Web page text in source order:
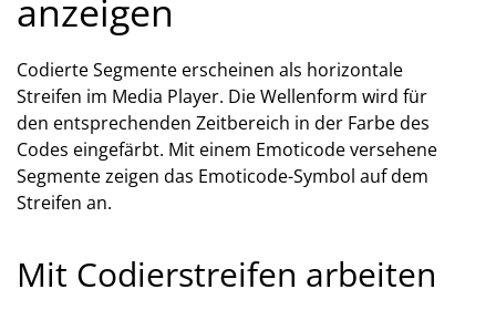
anzeigen
Codierte Segmente erscheinen als horizontale
Streifen im Media Player. Die Wellenform wird für
den entsprechenden Zeitbereich in der Farbe des
Codes eingefärbt. Mit einem Emoticode versehene
Segmente zeigen das Emoticode-Symbol auf dem
Streifen an.
Mit Codierstreifen arbeiten